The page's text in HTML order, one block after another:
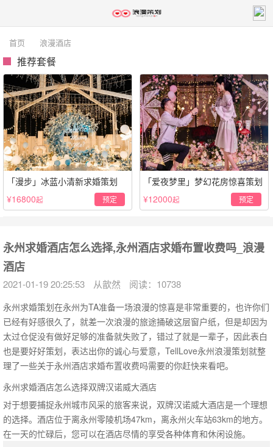
首页 浪漫酒店
推荐套餐
「漫步」冰蓝小清新求婚策划
¥16800起 预定
「爱夜梦里」梦幻花房惊喜策划
¥12000起 预定
永州求婚酒店怎么选择,永州酒店求婚布置收费吗_浪漫
酒店
2021-01-19 20:25:53 从歆然 阅读：10738
永州求婚策划在永州为TA准备一场浪漫的惊喜是非常重要的，也许你们
已经有好感很久了，就差一次浪漫的旅途捅破这层窗户纸，但是却因为
太过仓促没有做好足够的准备就失败了，错过了就是一辈子，因此表白
也是要好好策划，表达出你的诚心与爱意，TellLove永州浪漫策划就整
理了一些关于永州酒店求婚布置收费吗需要的你赶快来看吧。
永州求婚酒店怎么选择双牌汉诺威大酒店
对于想要捕捉永州城市风采的旅客来说，双牌汉诺威大酒店是一个理想
的选择。酒店位于离永州零陵机场47km，离永州火车站63km的地方。
在一天的忙碌后，您可以在酒店尽情的享受各种体育和休闲设施。